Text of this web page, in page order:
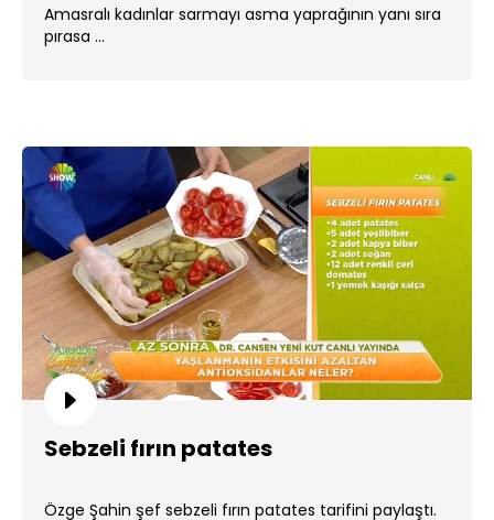
Amasralı kadınlar sarmayı asma yaprağının yanı sıra
pırasa ...
Sebzeli fırın patates
Özge Şahin şef sebzeli fırın patates tarifini paylaştı.